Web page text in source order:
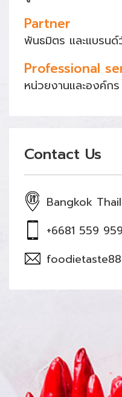
Partner
พันธมิตร และแบรนด์
Professional
หน่วยงานและองค์กร
Contact Us
Bangkok
+6681 559